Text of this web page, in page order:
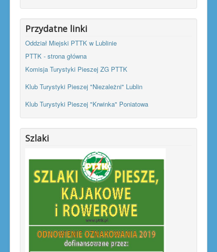
Przydatne linki
Oddział Miejski PTTK w Lublinie
PTTK - strona główna
Komisja Turystyki Pieszej ZG PTTK
Klub Turystyki Pieszej "Niezależni" Lublin
Klub Turystyki Pieszej "Krwinka" Poniatowa
Szlaki